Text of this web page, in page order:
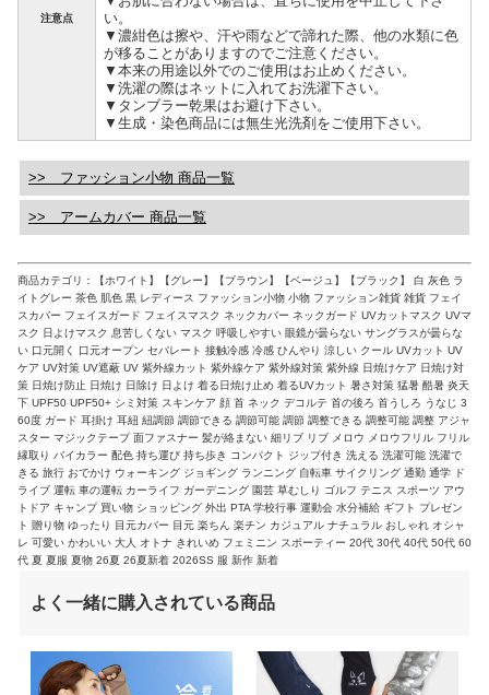
注意点
い。
▼濃紺色は擦や、汗や雨などで諦れた際、他の水類に色
が移ることがありますのでご注意ください。
▼本来の用途以外でのご使用はお止めください。
▼洗濯の際はネットに入れてお洗濯下さい。
▼タンブラー乾果はお避け下さい。
▼生成・染色商品には無生光洗剤をご使用下さい。
>> ファッション小物 商品一覧
>> アームカバー 商品一覧
商品カテゴリ：【ホワイト】【グレー】【ブラウン】【ベージュ】【ブラック】 白 灰色 ラ
イトグレー 茶色 肌色 黒 レディース ファッション小物 小物 ファッション雑貨 雑貨 フェイ
スカバー フェイスガード フェイスマスク ネックカバー ネックガード UVカットマスク UVマ
スク 日よけマスク 息苦しくない マスク 呼吸しやすい 眼鏡が曇らない サングラスが曇らな
い 口元開く 口元オープン セパレート 接触冷感 冷感 ひんやり 涼しい クール UVカット UV
ケア UV対策 UV遮蔽 UV 紫外線カット 紫外線ケア 紫外線対策 紫外線 日焼けケア 日焼け対
策 日焼け防止 日焼け 日除け 日よけ 着る日焼け止め 着るUVカット 暑さ対策 猛暑 酷暑 炎天
下 UPF50 UPF50+ シミ対策 スキンケア 顔 首 ネック デコルテ 首の後ろ 首うしろ うなじ 3
60度 ガード 耳掛け 耳紐 紐調節 調節できる 調節可能 調節 調整できる 調整可能 調整 アジャ
スター マジックテープ 面ファスナー 髪が絡まない 細リブ リブ メロウ メロウフリル フリル
縁取り バイカラー 配色 持ち運び 持ち歩き コンパクト ジップ付き 洗える 洗濯可能 洗濯で
きる 旅行 おでかけ ウォーキング ジョギング ランニング 自転車 サイクリング 通勤 通学 ド
ライブ 運転 車の運転 カーライフ ガーデニング 園芸 草むしり ゴルフ テニス スポーツ アウ
トドア キャンプ 買い物 ショッピング 外出 PTA 学校行事 運動会 水分補給 ギフト プレゼン
ト 贈り物 ゆったり 目元カバー 目元 楽ちん 楽チン カジュアル ナチュラル おしゃれ オシャ
レ 可愛い かわいい 大人 オトナ きれいめ フェミニン スポーティー 20代 30代 40代 50代 60
代 夏 夏服 夏物 26夏 26夏新着 2026SS 服 新作 新着
よく一緒に購入されている商品